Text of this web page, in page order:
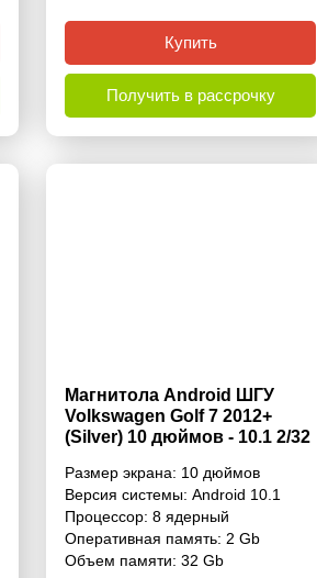
Купить
Получить в рассрочку
Магнитола Android ШГУ
Volkswagen Golf 7 2012+
(Silver) 10 дюймов - 10.1 2/32
Размер экрана: 10 дюймов
Версия системы: Android 10.1
Процессор: 8 ядерный
Оперативная память: 2 Gb
Объем памяти: 32 Gb